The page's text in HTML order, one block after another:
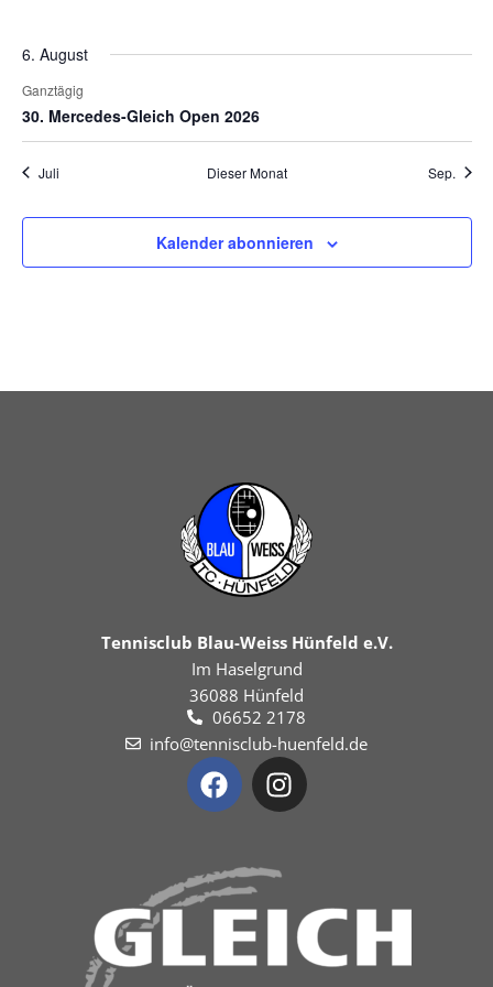
6. August
Ganztägig
30. Mercedes-Gleich Open 2026
Juli Dieser Monat Sep.
Kalender abonnieren
Tennisclub Blau-Weiss Hünfeld e.V.
Im Haselgrund
36088 Hünfeld
06652 2178
info@tennisclub-huenfeld.de
F
a
c
b
o
k
I
n
s
a
g
a